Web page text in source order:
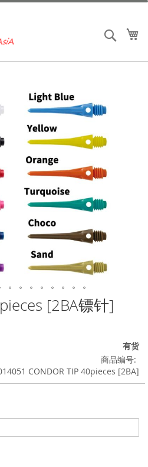
搜索
[2BA镖针]
有货
商品编号
CONDOR TIP 40pieces [2BA]